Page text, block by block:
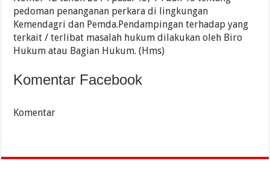
pedoman penanganan perkara di lingkungan
Kemendagri dan Pemda.Pendampingan terhadap yang
terkait / terlibat masalah hukum dilakukan oleh Biro
Hukum atau Bagian Hukum. (Hms)
Komentar Facebook
Komentar